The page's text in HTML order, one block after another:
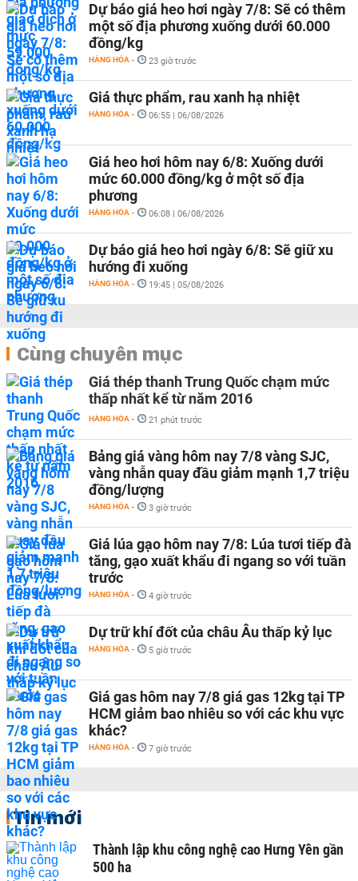
Dự báo giá heo hơi ngày 7/8: Sẽ có thêm
một số địa phương xuống dưới 60.000
đồng/kg
HÀNG HÓA - 23 giờ trước
Giá thực phẩm, rau xanh hạ nhiệt
HÀNG HÓA - 06:55 | 06/08/2026
Giá heo hơi hôm nay 6/8: Xuống dưới
mức 60.000 đồng/kg ở một số địa
phương
HÀNG HÓA - 06:08 | 06/08/2026
Dự báo giá heo hơi ngày 6/8: Sẽ giữ xu
hướng đi xuống
HÀNG HÓA - 19:45 | 05/08/2026
Cùng chuyên mục
Giá thép thanh Trung Quốc chạm mức
thấp nhất kể từ năm 2016
HÀNG HÓA - 21 phút trước
Bảng giá vàng hôm nay 7/8 vàng SJC,
vàng nhẫn quay đầu giảm mạnh 1,7 triệu
đồng/lượng
HÀNG HÓA - 3 giờ trước
Giá lúa gạo hôm nay 7/8: Lúa tươi tiếp đà
tăng, gạo xuất khẩu đi ngang so với tuần
trước
HÀNG HÓA - 4 giờ trước
Dự trữ khí đốt của châu Âu thấp kỷ lục
HÀNG HÓA - 5 giờ trước
Giá gas hôm nay 7/8 giá gas 12kg tại TP
HCM giảm bao nhiêu so với các khu vực
khác?
HÀNG HÓA - 7 giờ trước
Tin mới
Thành lập khu công nghệ cao Hưng Yên gần
500 ha